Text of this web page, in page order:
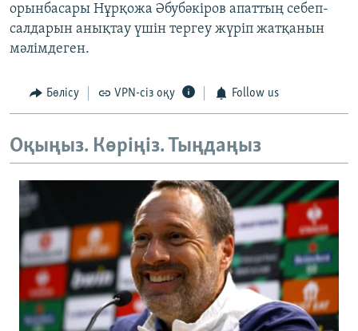
орынбасары Нұрқожа Әбубәкіров апаттың себеп-
салдарын анықтау үшін тергеу жүріп жатқанын
мәлімдеген.
Бөлісу VPN-сіз оқу Follow us
Оқыңыз. Көріңіз. Тыңдаңыз